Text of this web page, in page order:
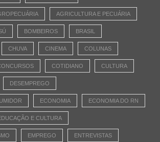
AGRICULTURA E PECUÁRIA
BOMBEIROS BRASIL
CHUVA CINEMA COLUNAS
COTIDIANO CULTURA
DESEMPREGO
ECONOMIA ECONOMIA DO RN
E CULTURA
EMPREGO ENTREVISTAS